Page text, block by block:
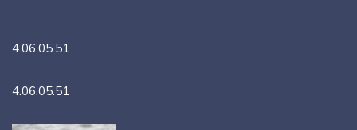
4.06.05.51
4.06.05.51